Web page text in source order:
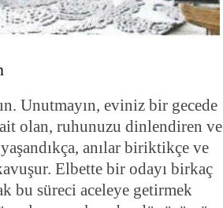
Unutmayın, eviniz bir gecede
olan, ruhunuzu dinlendiren ve
anılar biriktikçe ve
Elbette bir odayı birkaç
bu süreci aceleye getirmek